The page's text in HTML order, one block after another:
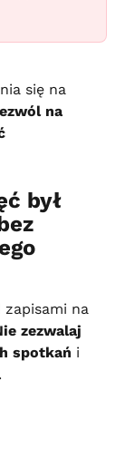
się na
na
był
na
zezwalaj
spotkań i